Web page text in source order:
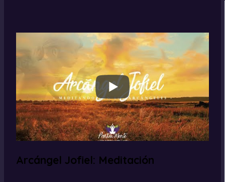
Arcángel Jofiel: Meditación